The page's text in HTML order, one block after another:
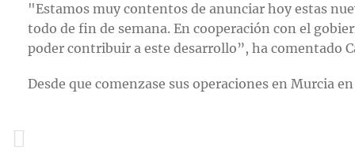
"Estamos muy contentos de anunciar hoy estas
todo de fin de semana. En cooperación con el
poder contribuir a este desarrollo”, ha comentado
Desde que comenzase sus operaciones en Murcia